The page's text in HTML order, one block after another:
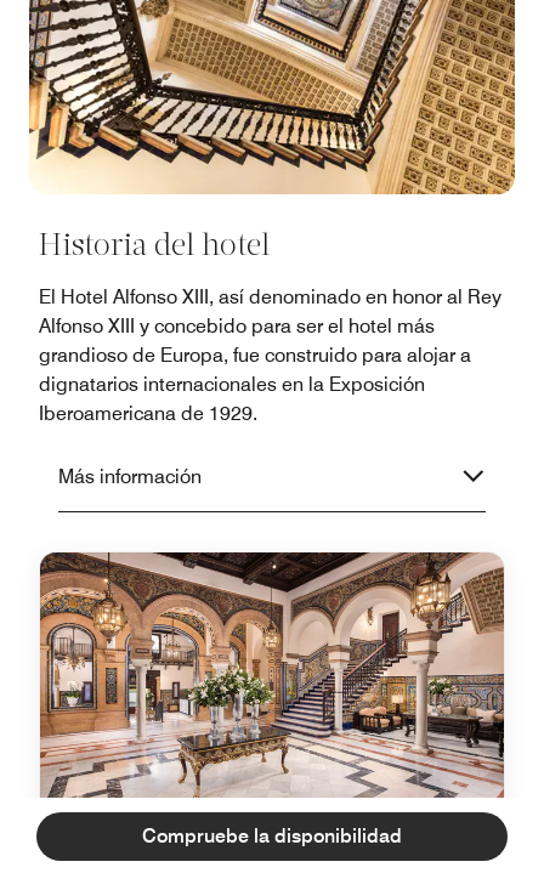
Compruebe la disponibilidad
Historia del hotel
El Hotel Alfonso XIII, así denominado en honor al Rey
Alfonso XIII y concebido para ser el hotel más
grandioso de Europa, fue construido para alojar a
dignatarios internacionales en la Exposición
Iberoamericana de 1929.
Más información
Servicios de concierge